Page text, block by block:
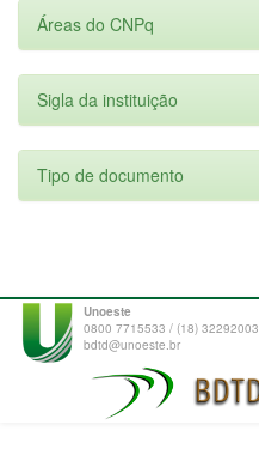
Áreas do CNPq
Sigla da instituição
Tipo de documento
Unoeste
0800 7715533 / (18) 32292003
bdtd@unoeste.br